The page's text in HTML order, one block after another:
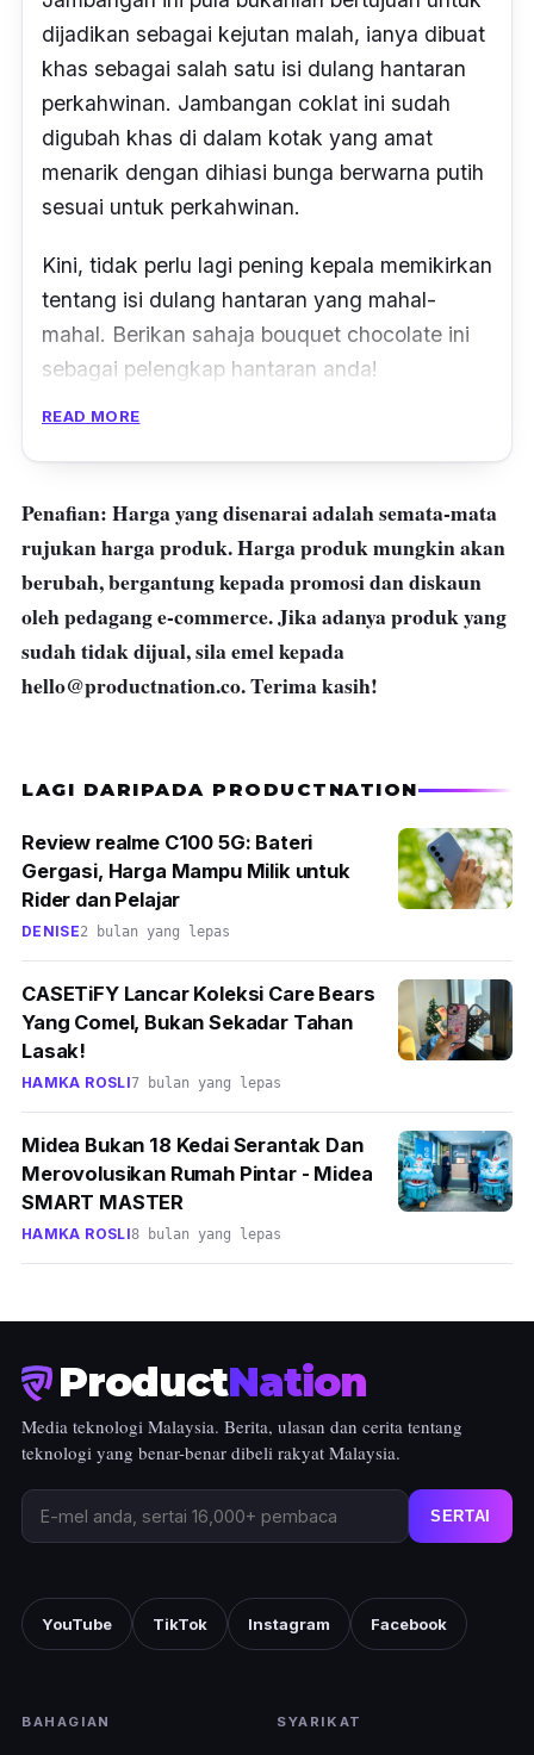
dijadikan sebagai kejutan malah, ianya dibuat
khas sebagai salah satu isi dulang hantaran
perkahwinan. Jambangan coklat ini sudah
digubah khas di dalam kotak yang amat
menarik dengan dihiasi bunga berwarna putih
sesuai untuk perkahwinan.
Kini, tidak perlu lagi pening kepala memikirkan
tentang isi dulang hantaran yang mahal-
mahal. Berikan sahaja bouquet chocolate ini
sebagai pelengkap hantaran anda!
READ MORE
Penafian: Harga yang disenarai adalah semata-mata
rujukan harga produk. Harga produk mungkin akan
berubah, bergantung kepada promosi dan diskaun
oleh pedagang e-commerce. Jika adanya produk yang
sudah tidak dijual, sila emel kepada
hello@productnation.co. Terima kasih!
LAGI DARIPADA PRODUCTNATION
Review realme C100 5G: Bateri
Gergasi, Harga Mampu Milik untuk
Rider dan Pelajar
DENISE2 bulan yang lepas
CASETiFY Lancar Koleksi Care Bears
Yang Comel, Bukan Sekadar Tahan
Lasak!
HAMKA ROSLI7 bulan yang lepas
Midea Bukan 18 Kedai Serantak Dan
Merovolusikan Rumah Pintar - Midea
SMART MASTER
HAMKA ROSLI8 bulan yang lepas
ProductNation
Media teknologi Malaysia. Berita, ulasan dan cerita tentang
teknologi yang benar-benar dibeli rakyat Malaysia.
SERTAI
YouTube TikTok Instagram Facebook
BAHAGIAN SYARIKAT